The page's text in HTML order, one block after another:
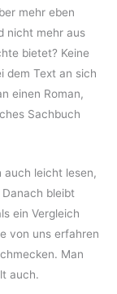
mehr eben
nicht mehr aus
bietet? Keine
dem Text an sich
einen Roman,
Sachbuch
auch leicht lesen,
bleibt
ein Vergleich
von uns erfahren
Man
auch.